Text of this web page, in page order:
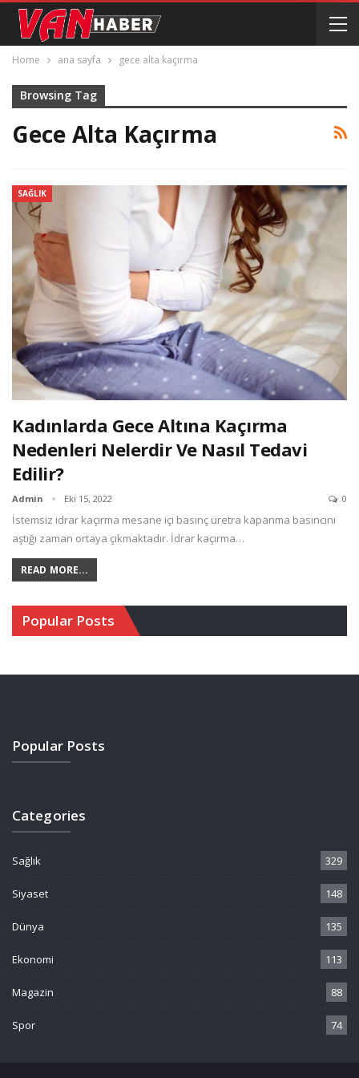
Home ana sayfa gece alta kaçırma
Browsing Tag
Gece Alta Kaçırma
SAĞLIK
Kadınlarda Gece Altına Kaçırma
Nedenleri Nelerdir Ve Nasıl Tedavi
Edilir?
Admin Eki 15, 2022 0
İstemsiz idrar kaçırma mesane içi basınç üretra kapanma basıncını
aştığı zaman ortaya çıkmaktadır. İdrar kaçırma…
READ MORE...
Popular Posts
Popular Posts
Categories
Sağlık 329
Siyaset 148
Dünya 135
Ekonomi 113
Magazin 88
Spor 74